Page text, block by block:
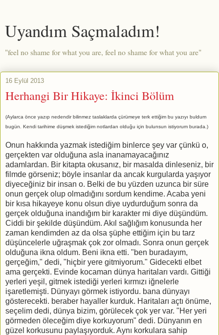
Uyandım Saçmaladım!
"feel no shame for what you are, feel no shame for what you are"
16 Eylül 2013
Herhangi Bir Hikaye: İkinci Bölüm
(Aylarca önce yazıp nedendir bilinmez taslaklarda çürümeye terk ettiğim bu yazıyı buldum
bugün. Kendi tarihime düşmek istediğim notlardan olduğu için bulunsun istiyorum burada.)
Onun hakkında yazmak istediğim binlerce şey var çünkü o,
gerçekten var olduğuna asla inanamayacağınız
adamlardan. Bir kitapta okusanız, bir masalda dinleseniz, bir
filmde görseniz; böyle insanlar da ancak kurgularda yaşıyor
diyeceğiniz bir insan o. Belki de bu yüzden uzunca bir süre
onun gerçek olup olmadığını sordum kendime. Acaba yeni
bir kısa hikayeye konu olsun diye uydurduğum sonra da
gerçek olduğuna inandığım bir karakter mi diye düşündüm.
Ciddi bir şekilde düşündüm. Akıl sağlığım konusunda her
zaman kendimden az da olsa şüphe ettiğim için bu tarz
düşüncelerle uğraşmak çok zor olmadı. Sonra onun gerçek
olduğuna ikna oldum. Beni ikna etti. "ben buradayım,
gerçeğim," dedi, "hiçbir yere gitmiyorum." Gidecekti elbet
ama gerçekti. Evinde kocaman dünya haritaları vardı. Gittiği
yerleri yeşil, gitmek istediği yerleri kırmızı iğnelerle
işaretlemişti. Dünyayı görmek istiyordu. bana dünyayı
gösterecekti. beraber hayaller kurduk. Haritaları açtı önüme,
seçelim dedi, dünya bizim, görülecek çok yer var. "Her yeri
görmeden öleceğim diye korkuyorum" dedi. Dünyanın en
güzel korkusunu paylaşıyorduk. Aynı korkulara sahip